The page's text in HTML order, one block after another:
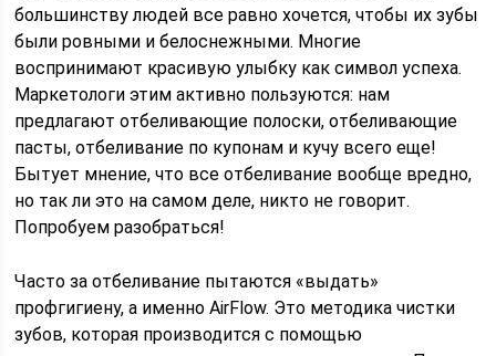
большинству людей все равно хочется, чтобы их зубы
были ровными и белоснежными. Многие
воспринимают красивую улыбку как символ успеха.
Маркетологи этим активно пользуются: нам
предлагают отбеливающие полоски, отбеливающие
пасты, отбеливание по купонам и кучу всего еще!
Бытует мнение, что все отбеливание вообще вредно,
но так ли это на самом деле, никто не говорит.
Попробуем разобраться!
Часто за отбеливание пытаются «выдать»
профгигиену, а именно AirFlow. Это методика чистки
зубов, которая производится с помощью